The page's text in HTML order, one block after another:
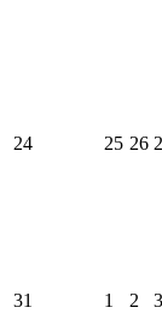
24 25 26
31
1 2 3